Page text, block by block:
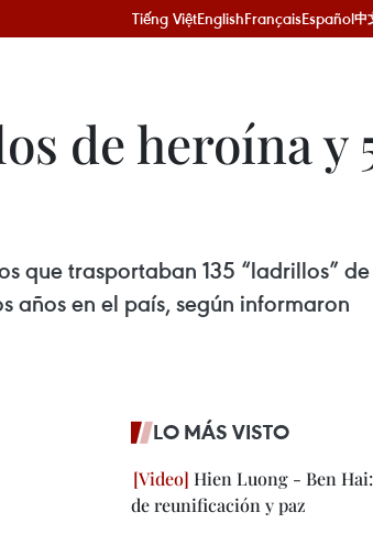
Tiếng ViệtEnglishFrançaisEspañol中
de heroína y
que trasportaban 135 “ladrillos”
años en el país, según informaron
LO MÁS VISTO
Hien Luong - Ben
de reunificación y paz